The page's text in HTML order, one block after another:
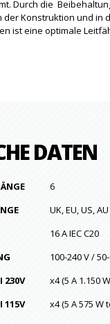
Durch die
der Konstruktion und in
ist eine optimale
DATEN
6
UK, EU, US,
16 A IEC C20
100-240 V /
230V
x4 (5 A 1.150
115V
x4 (5 A 575 W